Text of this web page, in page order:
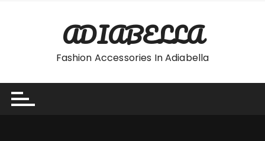
ADIABELLA
Fashion Accessories In Adiabella